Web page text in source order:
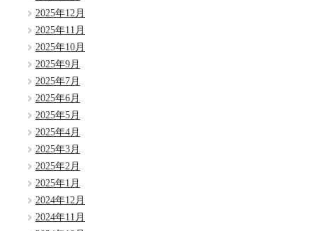
2025年12月
2025年11月
2025年10月
2025年9月
2025年7月
2025年6月
2025年5月
2025年4月
2025年3月
2025年2月
2025年1月
2024年12月
2024年11月